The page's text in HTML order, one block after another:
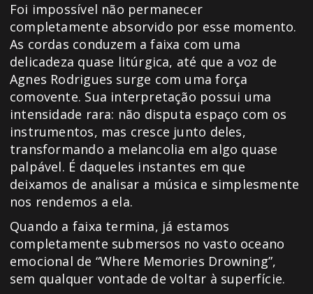
Foi impossível não permanecer
completamente absorvido por esse momento.
As cordas conduzem a faixa com uma
delicadeza quase litúrgica, até que a voz de
Agnes Rodrigues surge com uma força
comovente. Sua interpretação possui uma
intensidade rara: não disputa espaço com os
instrumentos, mas cresce junto deles,
transformando a melancolia em algo quase
palpável. É daqueles instantes em que
deixamos de analisar a música e simplesmente
nos rendemos a ela.
Quando a faixa termina, já estamos
completamente submersos no vasto oceano
emocional de “Where Memories Drowning”,
sem qualquer vontade de voltar à superfície.